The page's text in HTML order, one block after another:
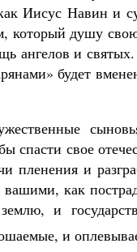
Иисус Навин и
который душу
ангелов и
будет
спасти свое
пленения и
как
и
и